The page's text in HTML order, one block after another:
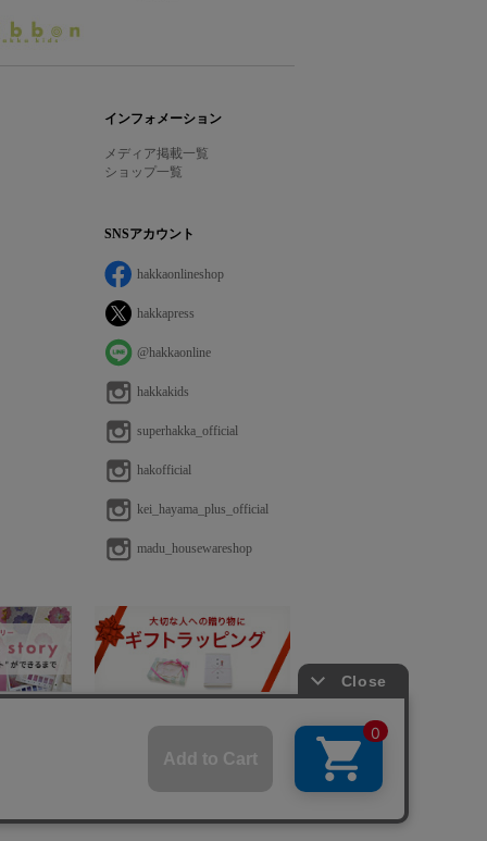
インフォメーション
メディア掲載一覧
ショップ一覧
SNSアカウント
hakkaonlineshop
hakkapress
@hakkaonline
hakkakids
superhakka_official
hakofficial
kei_hayama_plus_official
madu_housewareshop
免責事項